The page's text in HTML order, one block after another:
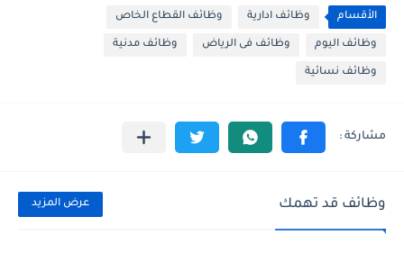
الأقسام وظائف ادارية وظائف القطاع الخاص
وظائف اليوم وظائف فى الرياض وظائف مدنية
وظائف نسائية
وظائف قد تهمك عرض المزيد